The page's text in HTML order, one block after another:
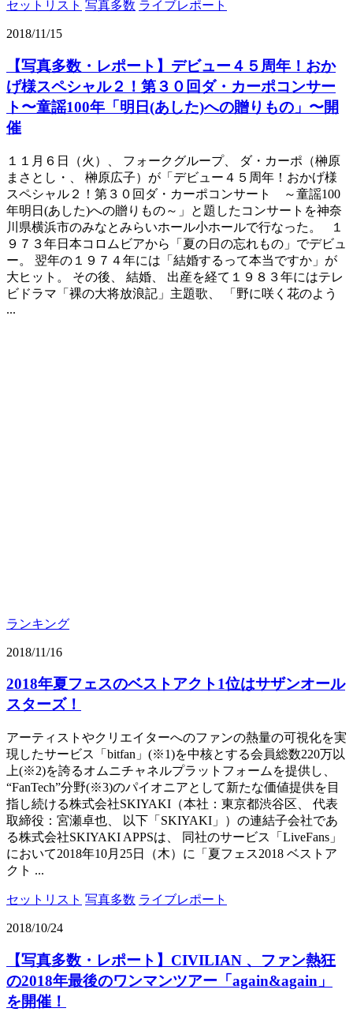
セットリスト 写真多数 ライブレポート
2018/11/15
【写真多数・レポート】デビュー４５周年！おか
げ様スペシャル２！第３０回ダ・カーポコンサー
ト〜童謡100年「明日(あした)への贈りもの」〜開
催
１１月６日（火）、 フォークグループ、 ダ・カーポ（榊原
まさとし・、 榊原広子）が「デビュー４５周年！おかげ様
スペシャル２！第３０回ダ・カーポコンサート ～童謡100
年明日(あした)への贈りもの～」と題したコンサートを神奈
川県横浜市のみなとみらいホール小ホールで行なった。 １
９７３年日本コロムビアから「夏の日の忘れもの」でデビュ
ー。 翌年の１９７４年には「結婚するって本当ですか」が
大ヒット。 その後、 結婚、 出産を経て１９８３年にはテレ
ビドラマ「裸の大将放浪記」主題歌、 「野に咲く花のよう
...
ランキング
2018/11/16
2018年夏フェスのベストアクト1位はサザンオール
スターズ！
アーティストやクリエイターへのファンの熱量の可視化を実
現したサービス「bitfan」(※1)を中核とする会員総数220万以
上(※2)を誇るオムニチャネルプラットフォームを提供し、
“FanTech”分野(※3)のパイオニアとして新たな価値提供を目
指し続ける株式会社SKIYAKI（本社：東京都渋谷区、 代表
取締役：宮瀬卓也、 以下「SKIYAKI」）の連結子会社であ
る株式会社SKIYAKI APPSは、 同社のサービス「LiveFans」
において2018年10月25日（木）に「夏フェス2018 ベストア
クト ...
セットリスト 写真多数 ライブレポート
2018/10/24
【写真多数・レポート】CIVILIAN 、ファン熱狂
の2018年最後のワンマンツアー「again&again」
を開催！